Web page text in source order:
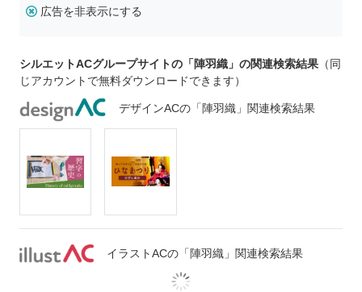
広告を非表示にする
シルエットACグループサイトの「陣羽織」の関連検索結果 （同
じアカウントで無料ダウンロードできます）
デザインACの「陣羽織」関連検索結果
イラストACの「陣羽織」関連検索結果